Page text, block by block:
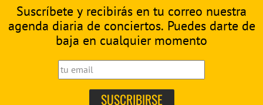
Suscríbete y recibirás en tu correo nuestra
agenda diaria de conciertos. Puedes darte de
baja en cualquier momento